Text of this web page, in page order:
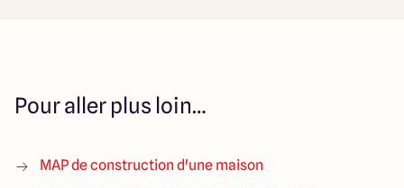
Pour aller plus loin…
MAP de construction d'une maison